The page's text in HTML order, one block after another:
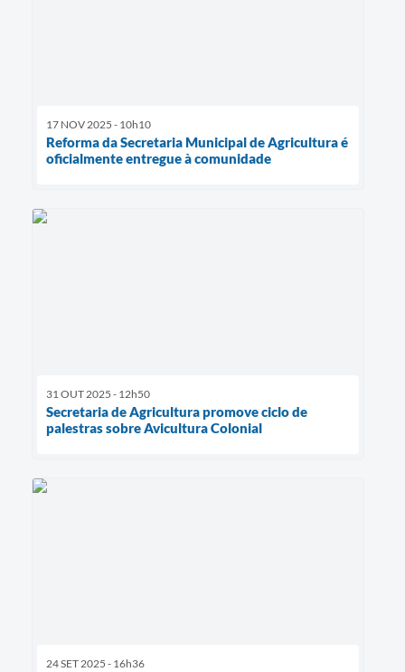
17 NOV 2025 - 10h10
Reforma da Secretaria Municipal de Agricultura é
oficialmente entregue à comunidade
31 OUT 2025 - 12h50
Secretaria de Agricultura promove ciclo de
palestras sobre Avicultura Colonial
24 SET 2025 - 16h36